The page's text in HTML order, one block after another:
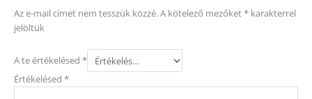
Az e-mail címet nem tesszük közzé.A kötelező mezőket* karakterrel
jelöltük
A te értékelésed *
Értékelésed *